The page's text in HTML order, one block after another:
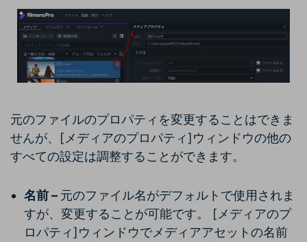
元のファイルのプロパティを変更することはできま
せんが、[メディアのプロパティ]ウィンドウの他の
すべての設定は調整することができます。
名前 – 元のファイル名がデフォルトで使用されま
すが、変更することが可能です。 [メディアのプ
ロパティ]ウィンドウでメディアアセットの名前